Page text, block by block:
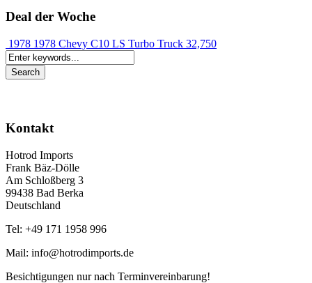
Deal der Woche
1978 1978 Chevy C10 LS Turbo Truck 32,750
Kontakt
Hotrod Imports
Frank Bäz-Dölle
Am Schloßberg 3
99438 Bad Berka
Deutschland
Tel: +49 171 1958 996
Mail: info@hotrodimports.de
Besichtigungen nur nach Terminvereinbarung!